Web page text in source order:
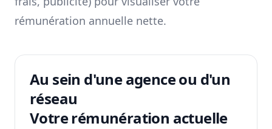
rémunération annuelle nette.
Au sein d'une agence ou d'un
réseau
Votre rémunération actuelle